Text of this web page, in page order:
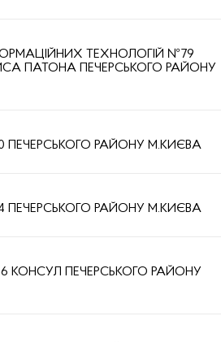
ТЕХНОЛОГІЙ №79
ПАТОНА ПЕЧЕРСЬКОГО РАЙОНУ
ПЕЧЕРСЬКОГО РАЙОНУ М.КИЄВА
ПЕЧЕРСЬКОГО РАЙОНУ М.КИЄВА
КОНСУЛ ПЕЧЕРСЬКОГО РАЙОНУ